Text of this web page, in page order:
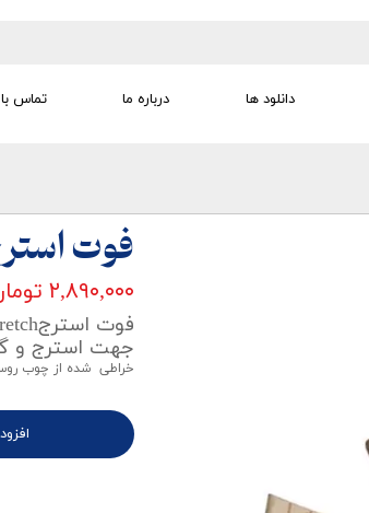
تجهیزات الکترو تراپی
دانلود ها درباره ما تماس
فوت
۲,۸۹۰,۰۰۰ تومان
فوت استرجFoot Stretch
جهت استرج و
خراطی شده از چوب